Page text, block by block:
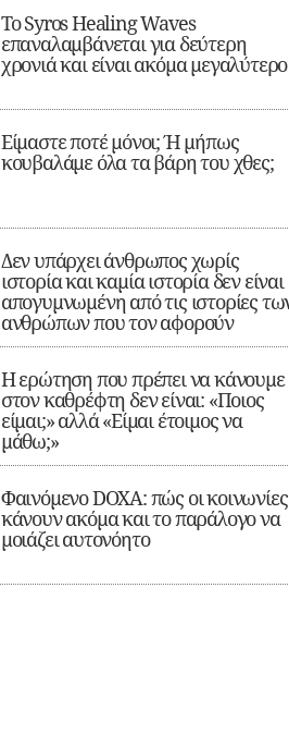
Το Syros Healing Waves
επαναλαμβάνεται για δεύτερη
χρονιά και είναι ακόμα μεγαλύτερο
Είμαστε ποτέ μόνοι; Ή μήπως
κουβαλάμε όλα τα βάρη του χθες;
Δεν υπάρχει άνθρωπος χωρίς
ιστορία και καμία ιστορία δεν είναι
απογυμνωμένη από τις ιστορίες
ανθρώπων που τον αφορούν
Η ερώτηση που πρέπει να κάνουμε
στον καθρέφτη δεν είναι: «Ποιος
είμαι;» αλλά «Είμαι έτοιμος να
μάθω;»
Φαινόμενο DOXA: πώς οι κοινωνίες
κάνουν ακόμα και το παράλογο να
μοιάζει αυτονόητο